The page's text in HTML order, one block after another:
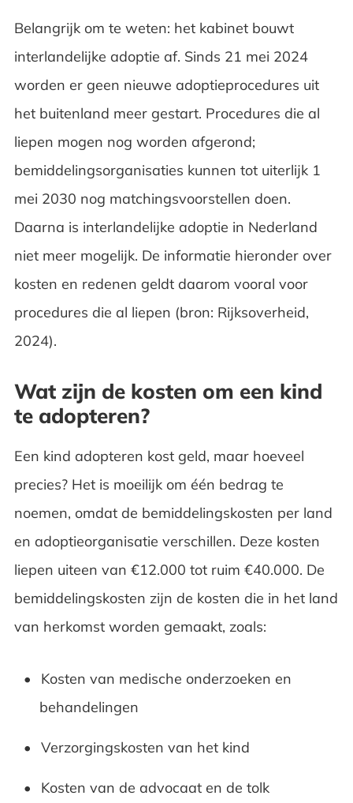
Belangrijk om te weten: het kabinet bouwt
interlandelijke adoptie af. Sinds 21 mei 2024
worden er geen nieuwe adoptieprocedures uit
het buitenland meer gestart. Procedures die al
liepen mogen nog worden afgerond;
bemiddelingsorganisaties kunnen tot uiterlijk 1
mei 2030 nog matchingsvoorstellen doen.
Daarna is interlandelijke adoptie in Nederland
niet meer mogelijk. De informatie hieronder over
kosten en redenen geldt daarom vooral voor
procedures die al liepen (bron: Rijksoverheid,
2024).
Wat zijn de kosten om een kind
te adopteren?
Een kind adopteren kost geld, maar hoeveel
precies? Het is moeilijk om één bedrag te
noemen, omdat de bemiddelingskosten per land
en adoptieorganisatie verschillen. Deze kosten
liepen uiteen van €12.000 tot ruim €40.000. De
bemiddelingskosten zijn de kosten die in het land
van herkomst worden gemaakt, zoals:
Kosten van medische onderzoeken en
behandelingen
Verzorgingskosten van het kind
Kosten van de advocaat en de tolk